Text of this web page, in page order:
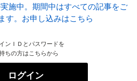
施中。期間中はすべての記事をご
す。お申し込みはこちら
ンＩＤとパスワードを
ちの方はこちらから
ログイン